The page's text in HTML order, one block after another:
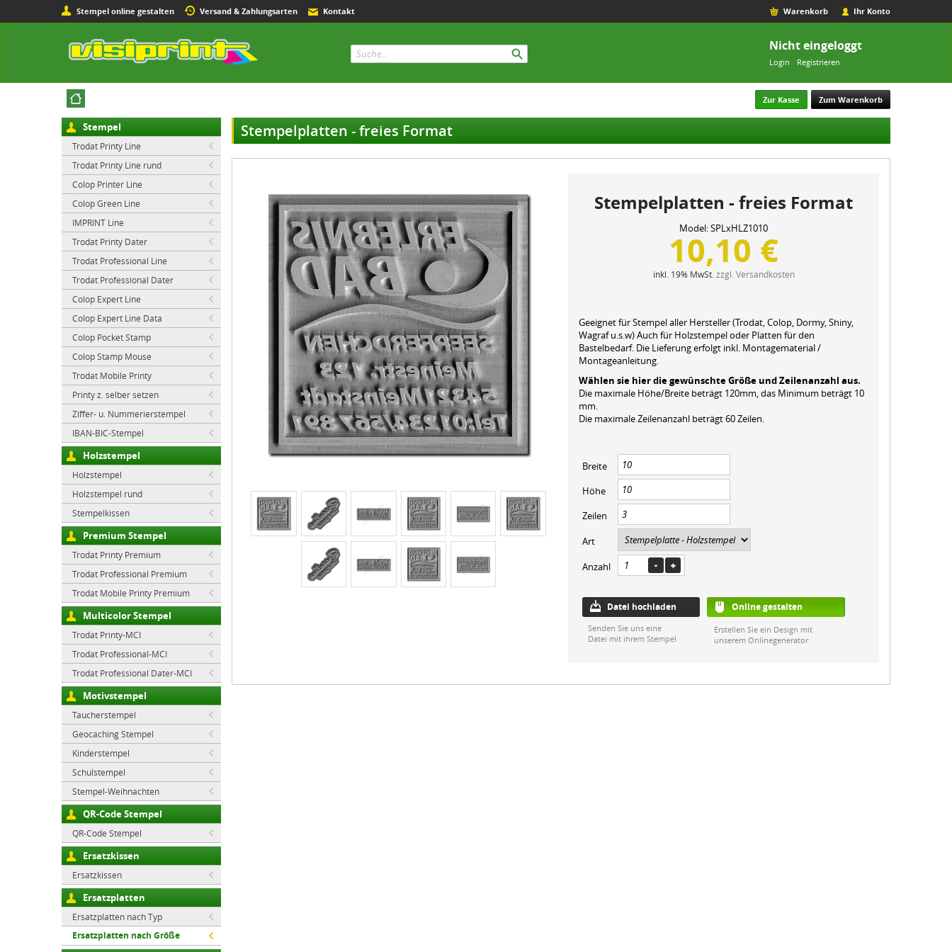
Stempel online gestalten Versand & Zahlungsarten Kontakt Ihr Konto
Warenkorb
Nicht eingeloggt
Login Registrieren
Zur Kasse Zum Warenkorb
Stempel
Trodat Printy Line
Trodat Printy Line rund
Colop Printer Line
Colop Green Line
IMPRINT Line
Trodat Printy Dater
Trodat Professional Line
Trodat Professional Dater
Colop Expert Line
Colop Expert Line Data
Colop Pocket Stamp
Colop Stamp Mouse
Trodat Mobile Printy
Printy z. selber setzen
Ziffer- u. Nummerierstempel
IBAN-BIC-Stempel
Holzstempel
Holzstempel
Holzstempel rund
Stempelkissen
Premium Stempel
Trodat Printy Premium
Trodat Professional Premium
Trodat Mobile Printy Premium
Multicolor Stempel
Trodat Printy-MCI
Trodat Professional-MCI
Trodat Professional Dater-MCI
Motivstempel
Taucherstempel
Geocaching Stempel
Kinderstempel
Schulstempel
Stempel-Weihnachten
QR-Code Stempel
QR-Code Stempel
Ersatzkissen
Ersatzkissen
Ersatzplatten
Ersatzplatten nach Typ
Ersatzplatten nach Größe
Stempelplatten - freies Format
Stempelplatten - freies Format
Model:SPLxHLZ1010
10,10 €
inkl. 19% MwSt. zzgl. Versandkosten
Geeignet für Stempel aller Hersteller (Trodat, Colop, Dormy, Shiny,
Wagraf u.s.w) Auch für Holzstempel oder Platten für den
Bastelbedarf. Die Lieferung erfolgt inkl. Montagematerial /
Montageanleitung.
Wählen sie hier die gewünschte Größe und Zeilenanzahl aus.
Die maximale Höhe/Breite beträgt 120mm, das Minimum beträgt 10
mm.
Die maximale Zeilenanzahl beträgt 60 Zeilen.
Breite
Höhe
Zeilen
Art
Anzahl
Datei hochladen
Senden Sie uns eine
Datei mit ihrem Stempel
Online gestalten
Erstellen Sie ein Design mit
unserem Onlinegenerator